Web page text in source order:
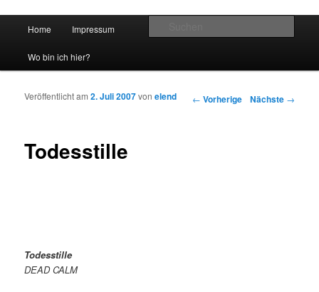
vidgames.de
Zum Inhalt wechseln
Zum sekundären Inhalt wechseln
Home Impressum
Wo bin ich hier?
Artikelnavigation
← Vorherige Nächste →
Todesstille
Veröffentlicht am2. Juli 2007vonelend
Todesstille
DEAD CALM